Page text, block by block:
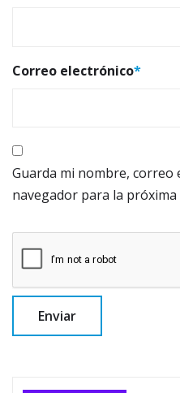
Correo electrónico*
Guarda mi nombre, correo
navegador para la próxima